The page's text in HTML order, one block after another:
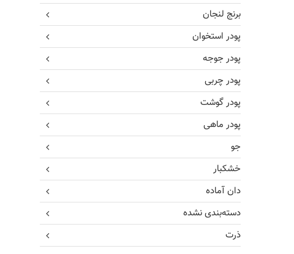
برنج لنجان
پودر استخوان
پودر جوجه
پودر چربی
پودر گوشت
پودر ماهی
جو
خشکبار
دان آماده
دسته‌بندی نشده
ذرت